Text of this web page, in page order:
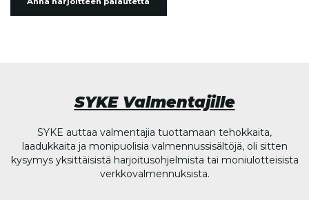
SYKE Valmentajille
SYKE auttaa valmentajia tuottamaan tehokkaita,
laadukkaita ja monipuolisia valmennussisältöjä, oli sitten
kysymys yksittäisistä harjoitusohjelmista tai moniulotteisista
verkkovalmennuksista.